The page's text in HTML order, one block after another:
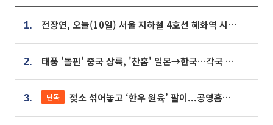
1. 전장연, 오늘(10일) 서울 지하철 4호선 혜화역 시위…1호선 용산역 무정차
2. 태풍 '돌핀' 중국 상륙, '찬홈' 일본→한국…각국 기상청 예상 경로는?
3. 단독 젖소 섞어놓고 ‘한우 원육’ 팔이...공영홈쇼핑 표기·검증 구멍